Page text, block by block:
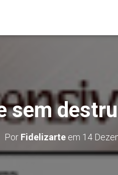
sem
Por Fidelizarte em 14